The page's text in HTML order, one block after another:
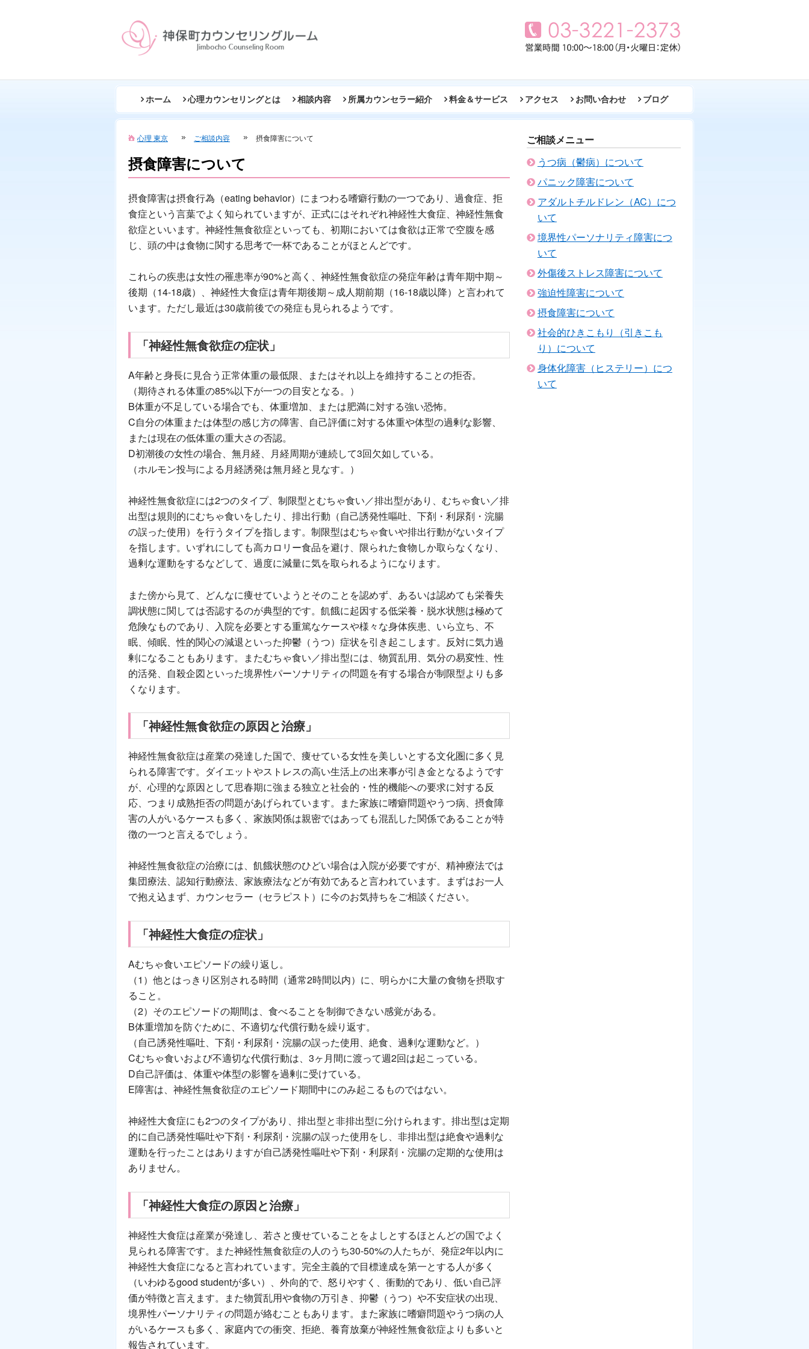
ホーム 心理カウンセリングとは 相談内容 所属カウンセラー紹介 料金＆サービス アクセス お問い合わせ ブログ
心理 東京 ご相談内容 摂食障害について
摂食障害について
摂食障害は摂食行為（eating behavior）にまつわる嗜癖行動の一つであり、過食症、拒
食症という言葉でよく知られていますが、正式にはそれぞれ神経性大食症、神経性無食
欲症といいます。神経性無食欲症といっても、初期においては食欲は正常で空腹を感
じ、頭の中は食物に関する思考で一杯であることがほとんどです。
これらの疾患は女性の罹患率が90%と高く、神経性無食欲症の発症年齢は青年期中期～
後期（14-18歳）、神経性大食症は青年期後期～成人期前期（16-18歳以降）と言われて
います。ただし最近は30歳前後での発症も見られるようです。
「神経性無食欲症の症状」
A年齢と身長に見合う正常体重の最低限、またはそれ以上を維持することの拒否。
（期待される体重の85%以下が一つの目安となる。）
B体重が不足している場合でも、体重増加、または肥満に対する強い恐怖。
C自分の体重または体型の感じ方の障害、自己評価に対する体重や体型の過剰な影響、
または現在の低体重の重大さの否認。
D初潮後の女性の場合、無月経、月経周期が連続して3回欠如している。
（ホルモン投与による月経誘発は無月経と見なす。）
神経性無食欲症には2つのタイプ、制限型とむちゃ食い／排出型があり、むちゃ食い／排
出型は規則的にむちゃ食いをしたり、排出行動（自己誘発性嘔吐、下剤・利尿剤・浣腸
の誤った使用）を行うタイプを指します。制限型はむちゃ食いや排出行動がないタイプ
を指します。いずれにしても高カロリー食品を避け、限られた食物しか取らなくなり、
過剰な運動をするなどして、過度に減量に気を取られるようになります。
また傍から見て、どんなに痩せていようとそのことを認めず、あるいは認めても栄養失
調状態に関しては否認するのが典型的です。飢餓に起因する低栄養・脱水状態は極めて
危険なものであり、入院を必要とする重篤なケースや様々な身体疾患、いら立ち、不
眠、傾眠、性的関心の減退といった抑鬱（うつ）症状を引き起こします。反対に気力過
剰になることもあります。またむちゃ食い／排出型には、物質乱用、気分の易変性、性
的活発、自殺企図といった境界性パーソナリティの問題を有する場合が制限型よりも多
くなります。
「神経性無食欲症の原因と治療」
神経性無食欲症は産業の発達した国で、痩せている女性を美しいとする文化圏に多く見
られる障害です。ダイエットやストレスの高い生活上の出来事が引き金となるようです
が、心理的な原因として思春期に強まる独立と社会的・性的機能への要求に対する反
応、つまり成熟拒否の問題があげられています。また家族に嗜癖問題やうつ病、摂食障
害の人がいるケースも多く、家族関係は親密ではあっても混乱した関係であることが特
徴の一つと言えるでしょう。
神経性無食欲症の治療には、飢餓状態のひどい場合は入院が必要ですが、精神療法では
集団療法、認知行動療法、家族療法などが有効であると言われています。まずはお一人
で抱え込まず、カウンセラー（セラピスト）に今のお気持ちをご相談ください。
「神経性大食症の症状」
Aむちゃ食いエピソードの繰り返し。
（1）他とはっきり区別される時間（通常2時間以内）に、明らかに大量の食物を摂取す
ること。
（2）そのエピソードの期間は、食べることを制御できない感覚がある。
B体重増加を防ぐために、不適切な代償行動を繰り返す。
（自己誘発性嘔吐、下剤・利尿剤・浣腸の誤った使用、絶食、過剰な運動など。）
Cむちゃ食いおよび不適切な代償行動は、3ヶ月間に渡って週2回は起こっている。
D自己評価は、体重や体型の影響を過剰に受けている。
E障害は、神経性無食欲症のエピソード期間中にのみ起こるものではない。
神経性大食症にも2つのタイプがあり、排出型と非排出型に分けられます。排出型は定期
的に自己誘発性嘔吐や下剤・利尿剤・浣腸の誤った使用をし、非排出型は絶食や過剰な
運動を行ったことはありますが自己誘発性嘔吐や下剤・利尿剤・浣腸の定期的な使用は
ありません。
「神経性大食症の原因と治療」
神経性大食症は産業が発達し、若さと痩せていることをよしとするほとんどの国でよく
見られる障害です。また神経性無食欲症の人のうち30-50%の人たちが、発症2年以内に
神経性大食症になると言われています。完全主義的で目標達成を第一とする人が多く
（いわゆるgood studentが多い）、外向的で、怒りやすく、衝動的であり、低い自己評
価が特徴と言えます。また物質乱用や食物の万引き、抑鬱（うつ）や不安症状の出現、
境界性パーソナリティの問題が絡むこともあります。また家族に嗜癖問題やうつ病の人
がいるケースも多く、家庭内での衝突、拒絶、養育放棄が神経性無食欲症よりも多いと
報告されています。
ご相談メニュー
うつ病（鬱病）について
パニック障害について
アダルトチルドレン（AC）につ
いて
境界性パーソナリティ障害につ
いて
外傷後ストレス障害について
強迫性障害について
摂食障害について
社会的ひきこもり（引きこも
り）について
身体化障害（ヒステリー）につ
いて